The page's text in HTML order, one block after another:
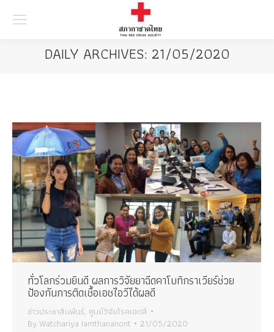
DAILY ARCHIVES: 21/05/2020
ทั่วโลกร่วมยินดี ผลการวิจัยยาฉีดคาโบทิกราเวียร์ช่วย
ป้องกันการติดเชื้อเอชไอวีได้ผลดี
ข่าวประชาสัมพันธ์, ศูนย์วิจัยโรคเอดส์
By Watchariya Iamthananont 21/05/2020